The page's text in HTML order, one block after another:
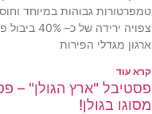
טמפרטורות גבוהות במיוחד
צפויה ירידה
ארגון מגדלי הפירות
קרא עוד
פסטיבל "ארץ הגולן" –
מסוגו בגולן!